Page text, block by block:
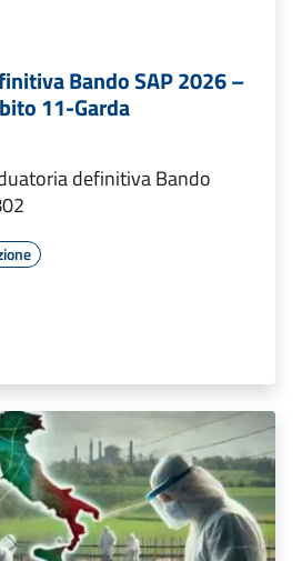
Bando SAP 2026 –
11-Garda
definitiva Bando